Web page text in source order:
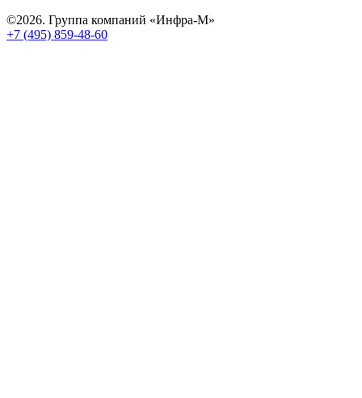
©2026. Группа компаний «Инфра-М»
+7 (495) 859-48-60